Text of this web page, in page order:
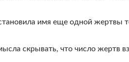
имя еще одной жертвы
скрывать, что число жертв